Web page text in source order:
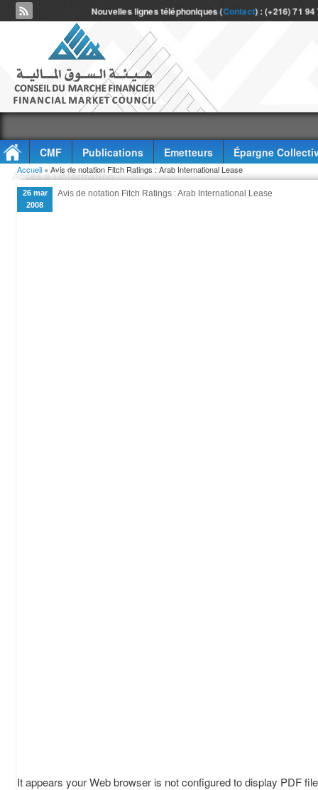
Nouvelles lignes téléphoniques (Contact) : (+216) 71
CMF Publications Emetteurs
Épargne
Accès à l'information
Vous êtes ici
Accueil » Avis de notation Fitch Ratings : Arab International Lease
26 mar
2008
Avis de notation Fitch Ratings : Arab International Lease
It appears your Web browser is not configured to display PDF